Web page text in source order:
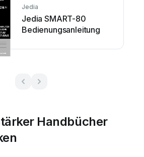
Jedia
Jedia SMART-80
Bedienungsanleitung
Handbücher